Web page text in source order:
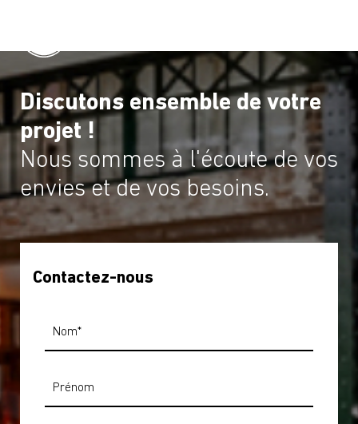
Discutons ensemble de votre
projet !
Nous sommes à l'écoute de vos
envies et de vos besoins.
Contactez-nous